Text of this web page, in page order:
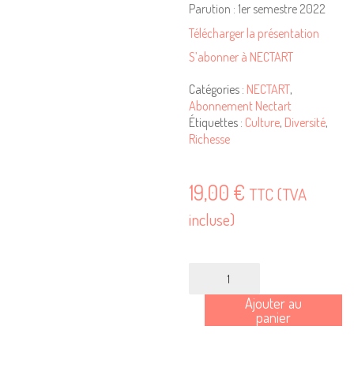
Parution : 1er semestre 2022
Télécharger la présentation
S’abonner à NECTART
Catégories : NECTART,
Abonnement Nectart
Étiquettes : Culture, Diversité,
Richesse
19,00 € TTC (TVA
incluse)
quantité
NECTART#14Ajouter au
panier